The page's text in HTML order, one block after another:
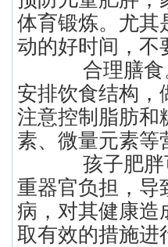
体育锻炼。尤其
动的好时间，不
合理膳食
安排饮食结构，
注意控制脂肪和
素、微量元素等
孩子肥胖
重器官负担，导
病，对其健康造
取有效的措施进